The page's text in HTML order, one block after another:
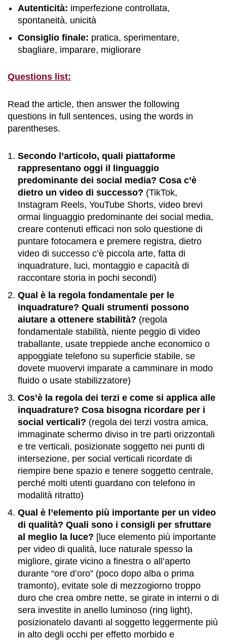
Autenticità: imperfezione controllata,
spontaneità, unicità
Consiglio finale: pratica, sperimentare,
sbagliare, imparare, migliorare
Questions list:
Read the article, then answer the following
questions in full sentences, using the words in
parentheses.
Secondo l’articolo, quali piattaforme
rappresentano oggi il linguaggio
predominante dei social media? Cosa c’è
dietro un video di successo? (TikTok,
Instagram Reels, YouTube Shorts, video brevi
ormai linguaggio predominante dei social media,
creare contenuti efficaci non solo questione di
puntare fotocamera e premere registra, dietro
video di successo c’è piccola arte, fatta di
inquadrature, luci, montaggio e capacità di
raccontare storia in pochi secondi)
Qual è la regola fondamentale per le
inquadrature? Quali strumenti possono
aiutare a ottenere stabilità? (regola
fondamentale stabilità, niente peggio di video
traballante, usate treppiede anche economico o
appoggiate telefono su superficie stabile, se
dovete muovervi imparate a camminare in modo
fluido o usate stabilizzatore)
Cos’è la regola dei terzi e come si applica alle
inquadrature? Cosa bisogna ricordare per i
social verticali? (regola dei terzi vostra amica,
immaginate schermo diviso in tre parti orizzontali
e tre verticali, posizionate soggetto nei punti di
intersezione, per social verticali ricordate di
riempire bene spazio e tenere soggetto centrale,
perché molti utenti guardano con telefono in
modalità ritratto)
Qual è l’elemento più importante per un video
di qualità? Quali sono i consigli per sfruttare
al meglio la luce? [luce elemento più importante
per video di qualità, luce naturale spesso la
migliore, girate vicino a finestra o all’aperto
durante “ore d’oro” (poco dopo alba o prima
tramonto), evitate sole di mezzogiorno troppo
duro che crea ombre nette, se girate in interni o di
sera investite in anello luminoso (ring light),
posizionatelo davanti al soggetto leggermente più
in alto degli occhi per effetto morbido e